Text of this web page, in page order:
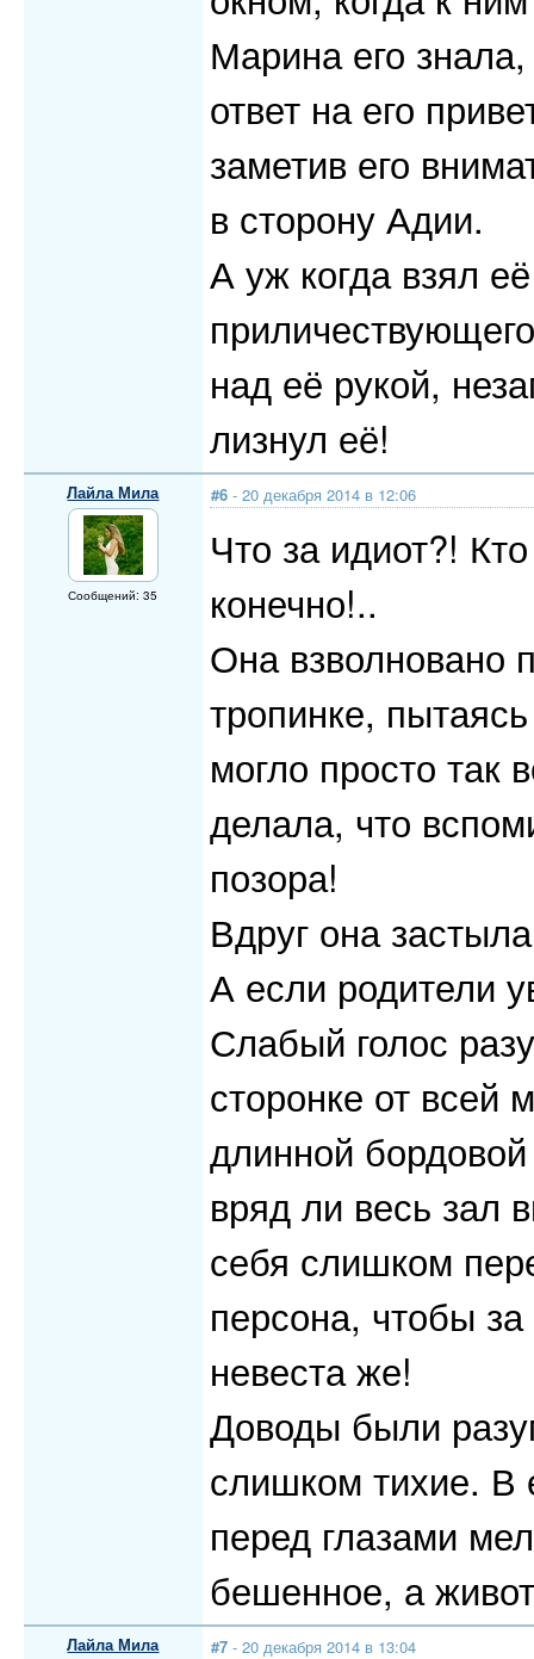
Марина его
ответ на его
заметив его
в сторону Адии.
А уж когда взял
над её рукой,
лизнул её!
Лайла Мила
Сообщений: 35
#6 - 20 декабря 2014 в 12:06
Что за идиот?!
конечно!..
Она взволновано
тропинке,
могло просто так
делала, что
позора!
Вдруг она
А если родители
Слабый голос
сторонке от всей
длинной
вряд ли весь зал
себя слишком
персона, чтобы
невеста же!
Доводы были
слишком тихие. В
перед глазами
бешенное, а
Лайла Мила #7 - 20 декабря 2014 в 13:04